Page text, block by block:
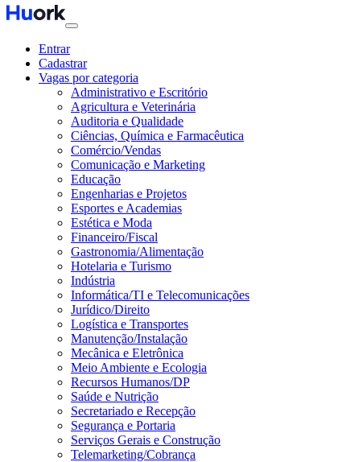
Entrar
Cadastrar
Vagas por categoria
Administrativo e Escritório
Agricultura e Veterinária
Auditoria e Qualidade
Ciências, Química e Farmacêutica
Comércio/Vendas
Comunicação e Marketing
Educação
Engenharias e Projetos
Esportes e Academias
Estética e Moda
Financeiro/Fiscal
Gastronomia/Alimentação
Hotelaria e Turismo
Indústria
Informática/TI e Telecomunicações
Jurídico/Direito
Logística e Transportes
Manutenção/Instalação
Mecânica e Eletrônica
Meio Ambiente e Ecologia
Recursos Humanos/DP
Saúde e Nutrição
Secretariado e Recepção
Segurança e Portaria
Serviços Gerais e Construção
Telemarketing/Cobrança